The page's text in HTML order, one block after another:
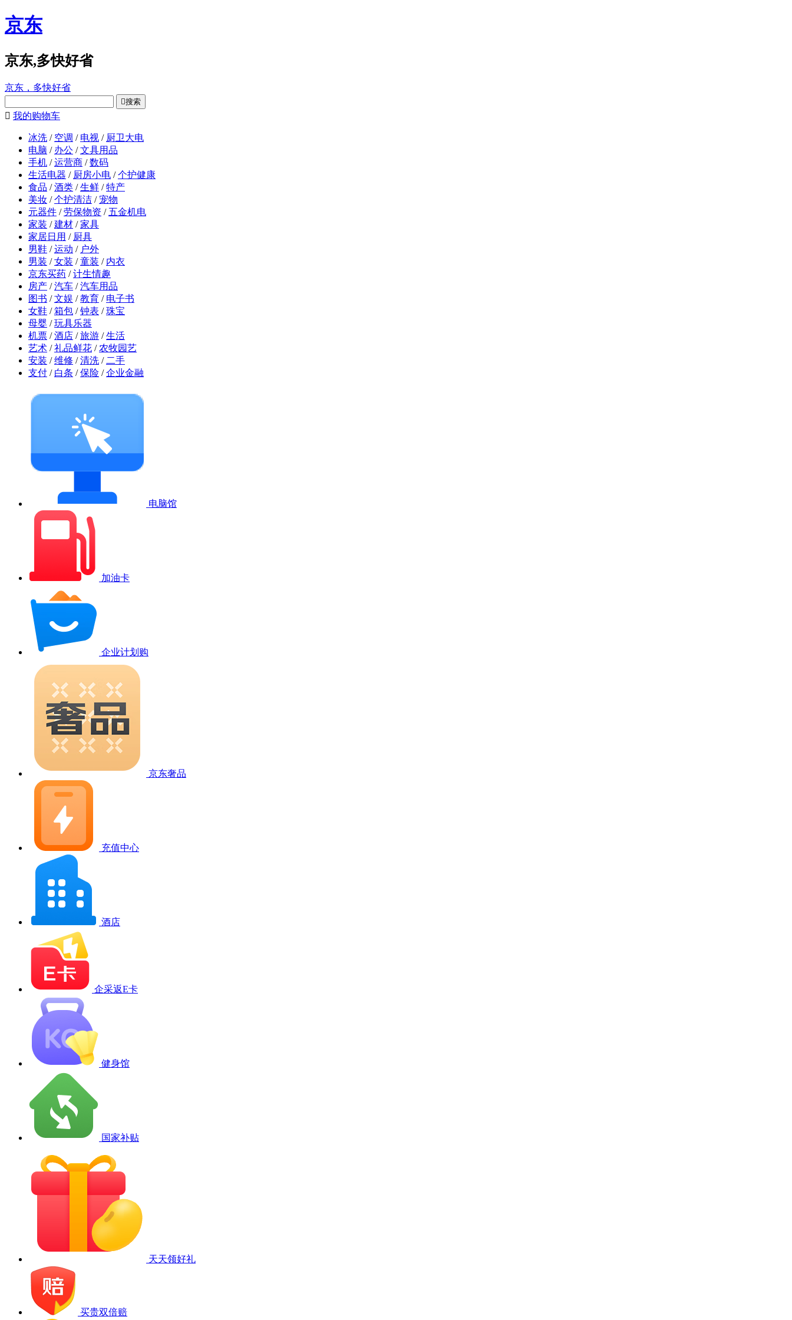
京东
京东,多快好省
京东，多快好省
搜索
 我的购物车
冰洗 / 空调 / 电视 / 厨卫大电
电脑 / 办公 / 文具用品
手机 / 运营商 / 数码
生活电器 / 厨房小电 / 个护健康
食品 / 酒类 / 生鲜 / 特产
美妆 / 个护清洁 / 宠物
元器件 / 劳保物资 / 五金机电
家装 / 建材 / 家具
家居日用 / 厨具
男鞋 / 运动 / 户外
男装 / 女装 / 童装 / 内衣
京东买药 / 计生情趣
房产 / 汽车 / 汽车用品
图书 / 文娱 / 教育 / 电子书
女鞋 / 箱包 / 钟表 / 珠宝
母婴 / 玩具乐器
机票 / 酒店 / 旅游 / 生活
艺术 / 礼品鲜花 / 农牧园艺
安装 / 维修 / 清洗 / 二手
支付 / 白条 / 保险 / 企业金融
电脑馆
加油卡
企业计划购
京东奢品
充值中心
酒店
企采返E卡
健身馆
国家补贴
天天领好礼
买贵双倍赔